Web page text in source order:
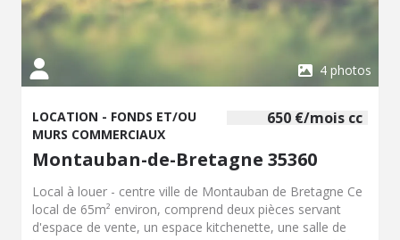
4 photos
650 €/mois cc
LOCATION - FONDS ET/OU
MURS COMMERCIAUX
Montauban-de-Bretagne 35360
Local à louer - centre ville de Montauban de Bretagne Ce
local de 65m² environ, comprend deux pièces servant
d'espace de vente, un espace kitchenette, une salle de